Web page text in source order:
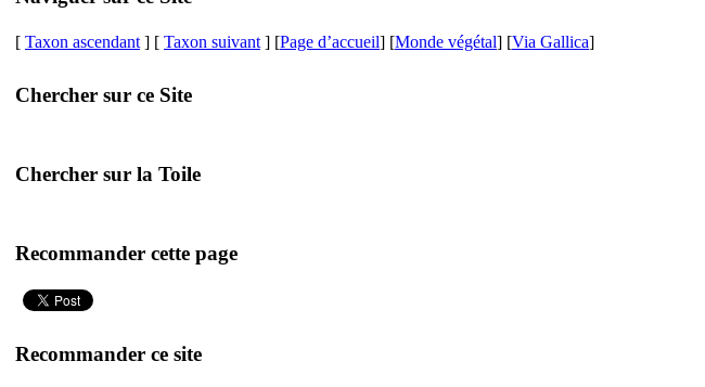
[ Taxon ascendant ] [ Taxon suivant ] [Page d’accueil] [Monde végétal] [Via Gallica]
Chercher sur ce Site
Chercher sur la Toile
Recommander cette page
Recommander ce site